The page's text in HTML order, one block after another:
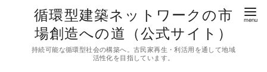
循環型建築ネットワークの市
場創造への道（公式サイト）
持続可能な循環型社会の構築へ。古民家再生・利活用を通して地域
活性化を目指しています。